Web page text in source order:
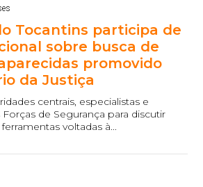
Tocantins participa de
sobre busca de
promovido
da Justiça
centrais, especialistas e
de Segurança para discutir
voltadas à...